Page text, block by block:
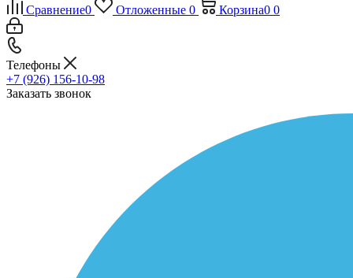
Сравнение0 Отложенные 0 Корзина0 0
Телефоны
+7 (926) 156-10-98
Заказать звонок